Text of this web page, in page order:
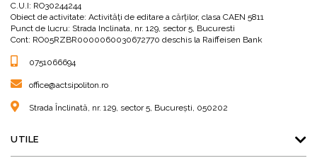
C.U.I: RO30244244
Obiect de activitate: Activităţi de editare a cărţilor, clasa CAEN 5811
Punct de lucru: Strada Inclinata, nr. 129, sector 5, Bucuresti
Cont: RO05RZBR0000060030672770 deschis la Raiffeisen Bank
0751066694
office@actsipoliton.ro
Strada Înclinată, nr. 129, sector 5, București, 050202
UTILE